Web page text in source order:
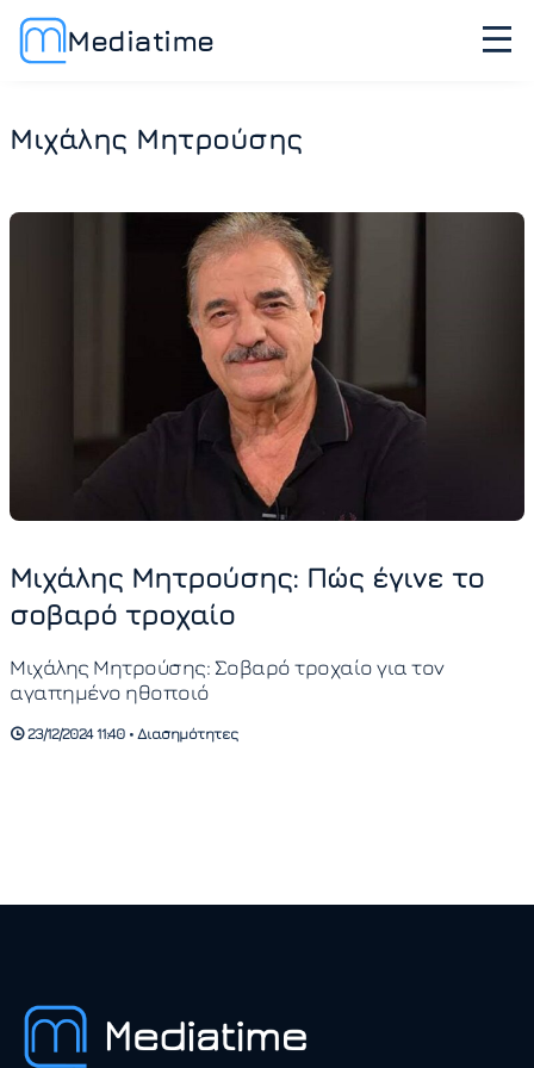
Mediatime
Μιχάλης Μητρούσης
Μιχάλης Μητρούσης: Πώς έγινε το
σοβαρό τροχαίο
Μιχάλης Μητρούσης: Σοβαρό τροχαίο για τον
αγαπημένο ηθοποιό
23/12/2024 11:40 • Διασημότητες